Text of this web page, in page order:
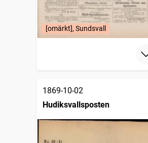
[omärkt], Sundsvall
1869-10-02
Hudiksvallsposten